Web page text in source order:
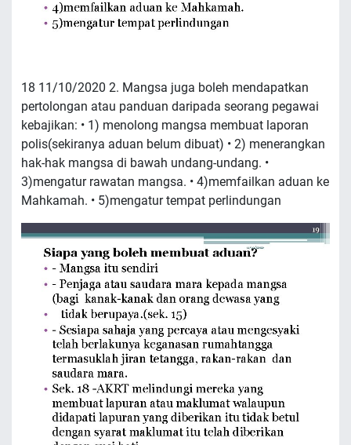
18 11/10/2020 2. Mangsa juga boleh mendapatkan
pertolongan atau panduan daripada seorang pegawai
kebajikan: • 1) menolong mangsa membuat laporan
polis(sekiranya aduan belum dibuat) • 2) menerangkan
hak-hak mangsa di bawah undang-undang. •
3)mengatur rawatan mangsa. • 4)memfailkan aduan ke
Mahkamah. • 5)mengatur tempat perlindungan